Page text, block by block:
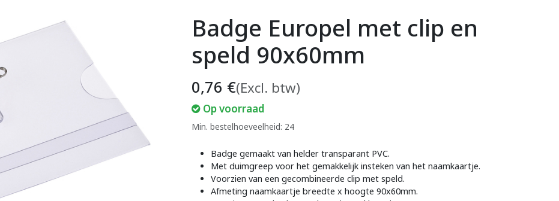
Badge Europel met clip en
speld 90x60mm
0,76 €(Excl. btw)
Op voorraad
Min. bestelhoeveelheid: 24
Badge gemaakt van helder transparant PVC.
Met duimgreep voor het gemakkelijk insteken van het naamkaartje.
Voorzien van een gecombineerde clip met speld.
Afmeting naamkaartje breedte x hoogte 90x60mm.